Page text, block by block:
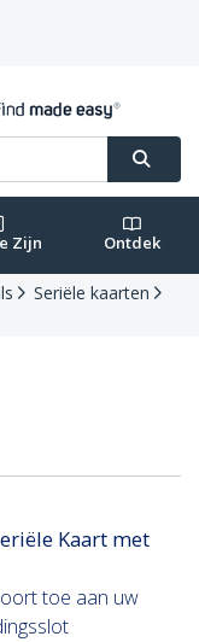
Zijn Ontdek
Seriële kaarten
Kaart met
toe aan uw